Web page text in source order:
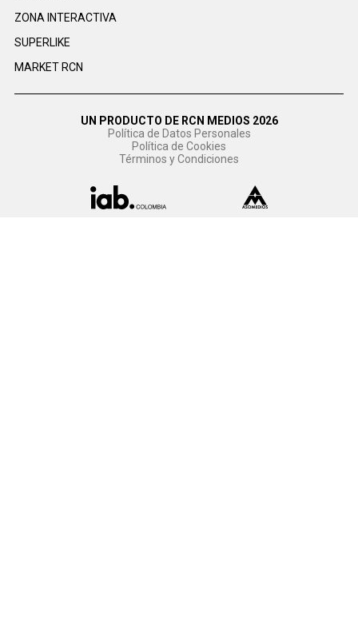
ZONA INTERACTIVA
SUPERLIKE
MARKET RCN
UN PRODUCTO DE RCN MEDIOS 2026
Política de Datos Personales
Política de Cookies
Términos y Condiciones